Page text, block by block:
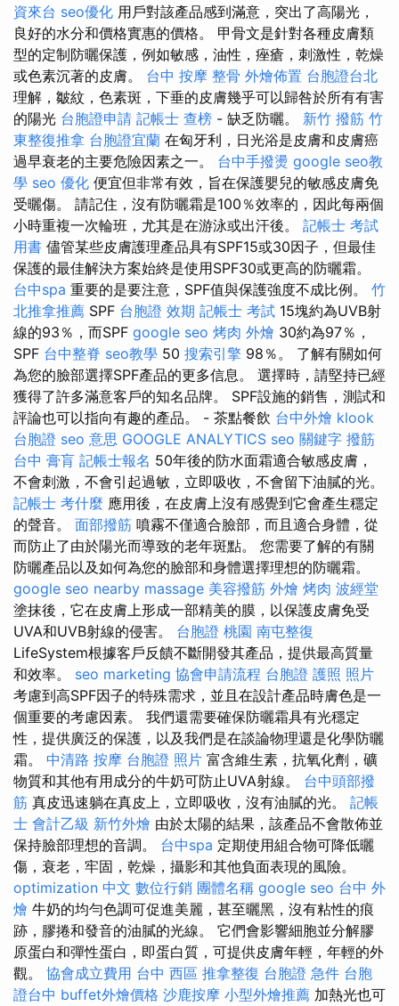
資來台 seo優化 用戶對該產品感到滿意，突出了高陽光，
良好的水分和價格實惠的價格。 甲骨文是針對各種皮膚類
型的定制防曬保護，例如敏感，油性，痤瘡，刺激性，乾燥
或色素沉著的皮膚。 台中 按摩 整骨 外燴佈置 台胞證台北
理解，皺紋，色素斑，下垂的皮膚幾乎可以歸咎於所有有害
的陽光 台胞證申請 記帳士 查榜 - 缺乏防曬。 新竹 撥筋 竹
東整復推拿 台胞證宜蘭 在匈牙利，日光浴是皮膚和皮膚癌
過早衰老的主要危險因素之一。 台中手撥燙 google seo教
學 seo 優化 便宜但非常有效，旨在保護嬰兒的敏感皮膚免
受曬傷。 請記住，沒有防曬霜是100％效率的，因此每兩個
小時重複一次輪班，尤其是在游泳或出汗後。 記帳士 考試
用書 儘管某些皮膚護理產品具有SPF15或30因子，但最佳
保護的最佳解決方案始終是使用SPF30或更高的防曬霜。
台中spa 重要的是要注意，SPF值與保護強度不成比例。 竹
北推拿推薦 SPF 台胞證 效期 記帳士 考試 15塊約為UVB射
線的93％，而SPF google seo 烤肉 外燴 30約為97％，
SPF 台中整脊 seo教學 50 搜索引擎 98％。 了解有關如何
為您的臉部選擇SPF產品的更多信息。 選擇時，請堅持已經
獲得了許多滿意客戶的知名品牌。 SPF設施的銷售，測試和
評論也可以指向有趣的產品。 - 茶點餐飲 台中外燴 klook
台胞證 seo 意思 GOOGLE ANALYTICS seo 關鍵字 撥筋
台中 膏肓 記帳士報名 50年後的防水面霜適合敏感皮膚，
不會刺激，不會引起過敏，立即吸收，不會留下油膩的光。
記帳士 考什麼 應用後，在皮膚上沒有感覺到它會產生穩定
的聲音。 面部撥筋 噴霧不僅適合臉部，而且適合身體，從
而防止了由於陽光而導致的老年斑點。 您需要了解的有關
防曬產品以及如何為您的臉部和身體選擇理想的防曬霜。
google seo nearby massage 美容撥筋 外燴 烤肉 波經堂
塗抹後，它在皮膚上形成一部精美的膜，以保護皮膚免受
UVA和UVB射線的侵害。 台胞證 桃園 南屯整復
LifeSystem根據客戶反饋不斷開發其產品，提供最高質量
和效率。 seo marketing 協會申請流程 台胞證 護照 照片
考慮到高SPF因子的特殊需求，並且在設計產品時膚色是一
個重要的考慮因素。 我們還需要確保防曬霜具有光穩定
性，提供廣泛的保護，以及我們是在談論物理還是化學防曬
霜。 中清路 按摩 台胞證 照片 富含維生素，抗氧化劑，礦
物質和其他有用成分的牛奶可防止UVA射線。 台中頭部撥
筋 真皮迅速躺在真皮上，立即吸收，沒有油膩的光。 記帳
士 會計乙級 新竹外燴 由於太陽的結果，該產品不會散佈並
保持臉部理想的音調。 台中spa 定期使用組合物可降低曬
傷，衰老，牢固，乾燥，攝影和其他負面表現的風險。
optimization 中文 數位行銷 團體名稱 google seo 台中 外
燴 牛奶的均勻色調可促進美麗，甚至曬黑，沒有粘性的痕
跡，膠捲和發音的油膩的光線。 它們會影響細胞並分解膠
原蛋白和彈性蛋白，即蛋白質，可提供皮膚年輕，年輕的外
觀。 協會成立費用 台中 西區 推拿整復 台胞證 急件 台胞
證台中 buffet外燴價格 沙鹿按摩 小型外燴推薦 加熱光也可